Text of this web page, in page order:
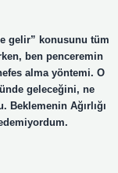
gelir” konusunu tüm
ben penceremin
alma yöntemi. O
geleceğini, ne
Ağırlığı